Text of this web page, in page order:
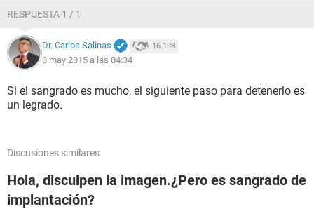
RESPUESTA 1 / 1
Dr. Carlos Salinas 16.108
3 may 2015 a las 04:34
Si el sangrado es mucho, el siguiente paso para detenerlo es
un legrado.
Discusiones similares
Hola, disculpen la imagen.¿Pero es sangrado de
implantación?